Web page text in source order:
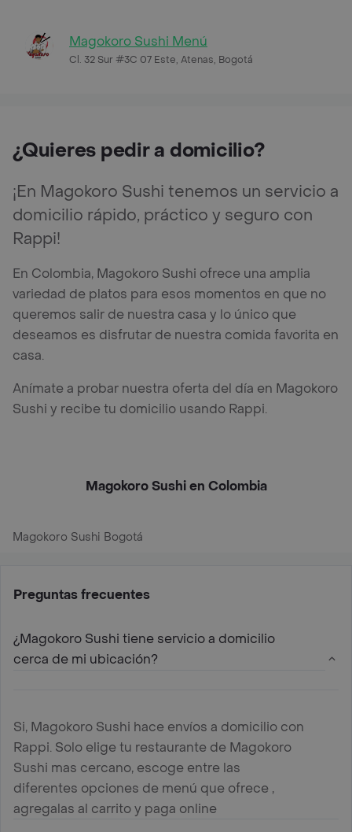
Magokoro Sushi Menú
Cl. 32 Sur #3C 07 Este, Atenas, Bogotá
¿Quieres pedir a domicilio?
¡En Magokoro Sushi tenemos un servicio a
domicilio rápido, práctico y seguro con
Rappi!
En Colombia, Magokoro Sushi ofrece una amplia
variedad de platos para esos momentos en que no
queremos salir de nuestra casa y lo único que
deseamos es disfrutar de nuestra comida favorita en
casa.
Anímate a probar nuestra oferta del día en Magokoro
Sushi y recibe tu domicilio usando Rappi.
Magokoro Sushi en Colombia
Magokoro Sushi Bogotá
Preguntas frecuentes
¿Magokoro Sushi tiene servicio a domicilio
cerca de mi ubicación?
Si, Magokoro Sushi hace envíos a domicilio con
Rappi. Solo elige tu restaurante de Magokoro
Sushi mas cercano, escoge entre las
diferentes opciones de menú que ofrece ,
agregalas al carrito y paga online